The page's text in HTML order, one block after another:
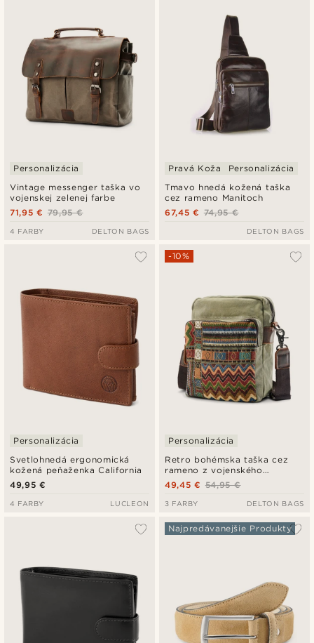
Vintage messenger taška vo
vojenskej zelenej farbe
Personalizácia
79,95 €
71,95 €
4 FARBY DELTON BAGS
Tmavo hnedá kožená taška
cez rameno Manitoch
Pravá Koža Personalizácia
74,95 €
67,45 €
DELTON BAGS
Svetlohnedá ergonomická
kožená peňaženka California
Personalizácia
49,95 €
4 FARBY LUCLEON
Retro bohémska taška cez
rameno z vojenského
zeleného plátna
-10%
Personalizácia
54,95 €
49,45 €
3 FARBY DELTON BAGS
Najpredávanejšie Produkty